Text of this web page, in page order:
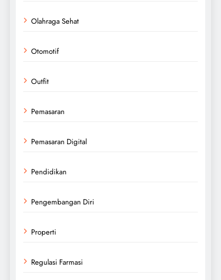
Olahraga Sehat
Otomotif
Outfit
Pemasaran
Pemasaran Digital
Pendidikan
Pengembangan Diri
Properti
Regulasi Farmasi